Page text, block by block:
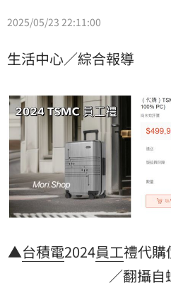
2025/05/23 22:11:00
生活中心／綜合報導
▲台積電2024員工禮代購
／翻攝自